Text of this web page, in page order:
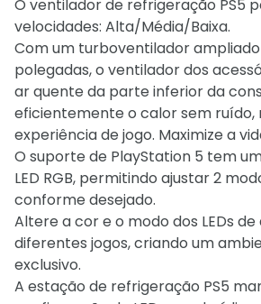
O ventilador de refrigeração PS5
velocidades: Alta/Média/Baixa.
Com um turboventilador ampliado
polegadas, o ventilador dos
ar quente da parte inferior da
eficientemente o calor sem ruído,
experiência de jogo. Maximize a
O suporte de PlayStation 5 tem
LED RGB, permitindo ajustar 2
conforme desejado.
Altere a cor e o modo dos LEDs
diferentes jogos, criando um
exclusivo.
A estação de refrigeração PS5